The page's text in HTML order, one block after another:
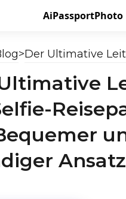
AiPassportPhoto
>
Ansatz